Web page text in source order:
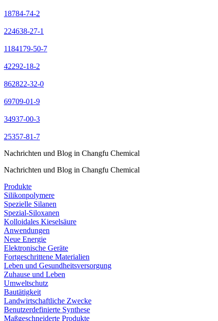
18784-74-2
224638-27-1
1184179-50-7
42292-18-2
862822-32-0
69709-01-9
34937-00-3
25357-81-7
Nachrichten und Blog in Changfu Chemical
Nachrichten und Blog in Changfu Chemical
Produkte
Silikonpolymere
Spezielle Silanen
Spezial-Siloxanen
Kolloidales Kieselsäure
Anwendungen
Neue Energie
Elektronische Geräte
Fortgeschrittene Materialien
Leben und Gesundheitsversorgung
Zuhause und Leben
Umweltschutz
Bautätigkeit
Landwirtschaftliche Zwecke
Benutzerdefinierte Synthese
Maßgeschneiderte Produkte